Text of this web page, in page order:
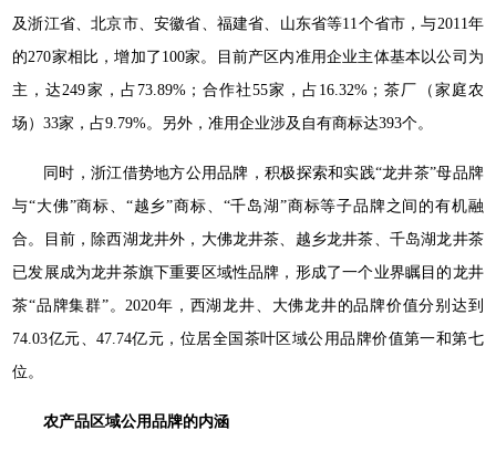
及浙江省、北京市、安徽省、福建省、山东省等11个省市，与2011年
的270家相比，增加了100家。目前产区内准用企业主体基本以公司为
主，达249家，占73.89%；合作社55家，占16.32%；茶厂（家庭农
场）33家，占9.79%。另外，准用企业涉及自有商标达393个。
同时，浙江借势地方公用品牌，积极探索和实践“龙井茶”母品牌
与“大佛”商标、“越乡”商标、“千岛湖”商标等子品牌之间的有机融
合。目前，除西湖龙井外，大佛龙井茶、越乡龙井茶、千岛湖龙井茶
已发展成为龙井茶旗下重要区域性品牌，形成了一个业界瞩目的龙井
茶“品牌集群”。2020年，西湖龙井、大佛龙井的品牌价值分别达到
74.03亿元、47.74亿元，位居全国茶叶区域公用品牌价值第一和第七
位。
农产品区域公用品牌的内涵